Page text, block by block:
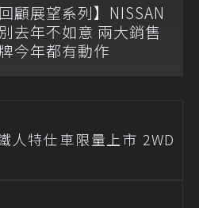
回顧展望系列】NISSAN
去年不如意 兩大銷售
今年都有動作
人特仕車限量上市 2WD